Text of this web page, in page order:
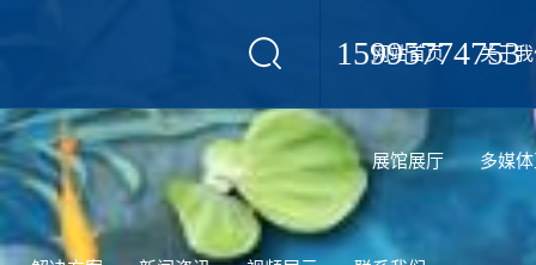
15995774753
网站首页 关于
展馆展厅 多媒